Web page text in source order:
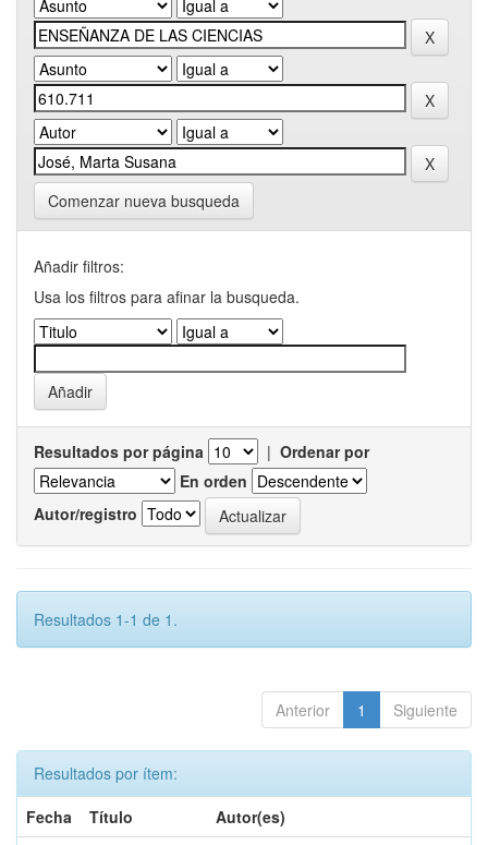
Comenzar nueva busqueda
Añadir filtros:
Usa los filtros para afinar la busqueda.
Resultados por página | Ordenar por
En orden
Autor/registro
Resultados 1-1 de 1.
Anterior 1 Siguiente
Resultados por ítem:
Fecha
Título
Autor(es)